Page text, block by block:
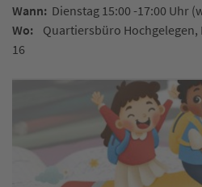
Wann: Dienstag 15:00 -17:00 Uhr
Wo:
Quartiersbüro
16